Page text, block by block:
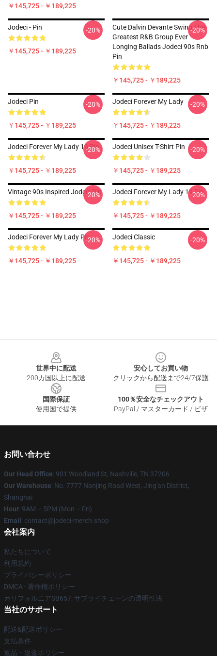
￥145,725 - ￥189,225
Jodeci - Pin
￥145,725 - ￥189,225
-20%
Cute Dalvin Devante Swing The
Greatest R&B Group Ever
Longing Ballads Jodeci 90s Rnb
Pin
￥145,725 - ￥189,225
-20%
Jodeci Pin
￥145,725 - ￥189,225
-20% Jodeci Forever My Lady
￥145,725 - ￥189,225
-20%
Jodeci Forever My Lady 19 Pin
￥145,725 - ￥189,225
-20% Jodeci Unisex T-Shirt Pin
￥145,725 - ￥189,225
-20%
Vintage 90s Inspired Jodeci Pin
￥145,725 - ￥189,225
-20% Jodeci Forever My Lady 19 Pin
￥145,725 - ￥189,225
-20%
Jodeci Forever My Lady Pin
￥145,725 - ￥189,225
-20% Jodeci Classic
￥145,725 - ￥189,225
-20%
世界中に配送
200カ国以上に配送
安心してお買い物
クリックから配送まで24/7保護
国際保証
使用国で提供
100％安全なチェックアウト
PayPal / マスターカード / ビザ
お問い合わせ
Our Head Office: 901 Woodland St, Nashville, TN 37206
Our Warehouse: No. 7777 Nanjing Road West, Jing'an District,
Shanghai
Hour: 9AM – 5PM (Mon – Fri)
Email : contact@jodeci-merch.shop
会社案内
私たちについて
利用規約
プライバシーポリシー
DMCA - 著作権ポリシー
カリフォルニアSB657: サプライチェーンの透明性法
当社のサポート
配送&配送ポリシー
支払条件
返品・返金ポリシー